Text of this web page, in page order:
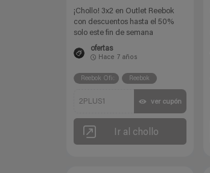
¡Chollo! 3x2 en Outlet Reebok
con descuentos hasta el 50%
solo este fin de semana
ofertas
Hace 7 años
Reebok Oficial Reebok
2PLUS1 ver cupón
Ir al chollo